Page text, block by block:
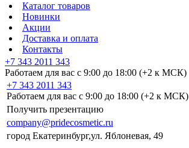
Каталог товаров
Новинки
Акции
Доставка и оплата
Контакты
+7 343 2011 343
Работаем для вас с 9:00 до 18:00 (+2 к МСК)
+7 343 2011 343
Работаем для вас с 9:00 до 18:00 (+2 к МСК)
Получить презентацию
company@pridecosmetic.ru
город Екатеринбург,ул. Яблоневая, 49